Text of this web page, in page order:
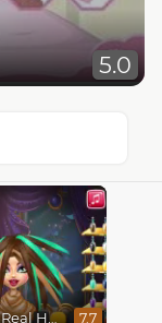
5.0
Cleopatra Real Haircuts 7.7